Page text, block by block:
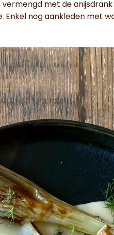
met de
Enkel nog aankleden met